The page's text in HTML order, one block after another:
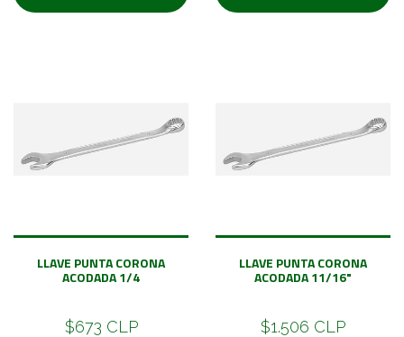
LLAVE PUNTA CORONA
ACODADA 1/4
$673 CLP
LLAVE PUNTA CORONA
ACODADA 11/16"
$1.506 CLP